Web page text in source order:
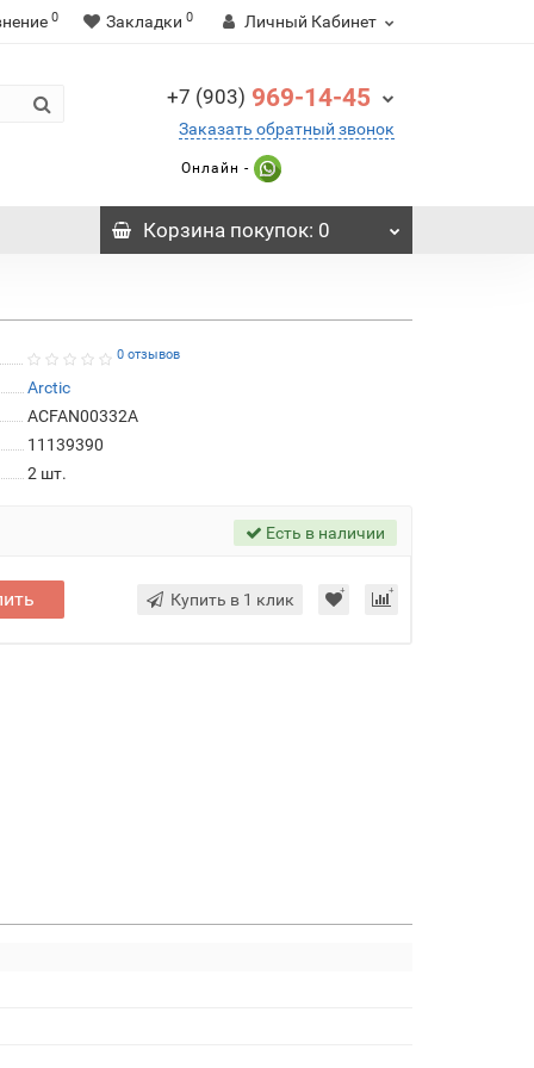
0 Закладки 0 Личный Кабинет
+7 (903) 969-14-45
Заказать обратный звонок
Онлайн -
Корзинапокупок: 0
0 отзывов
Arctic
ACFAN00332A
11139390
2 шт.
Есть в наличии
Купить в 1 клик